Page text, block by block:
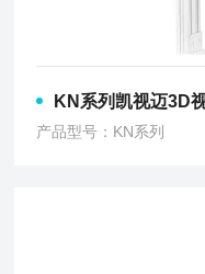
KN系列凯视迈3D
产品型号：KN系列